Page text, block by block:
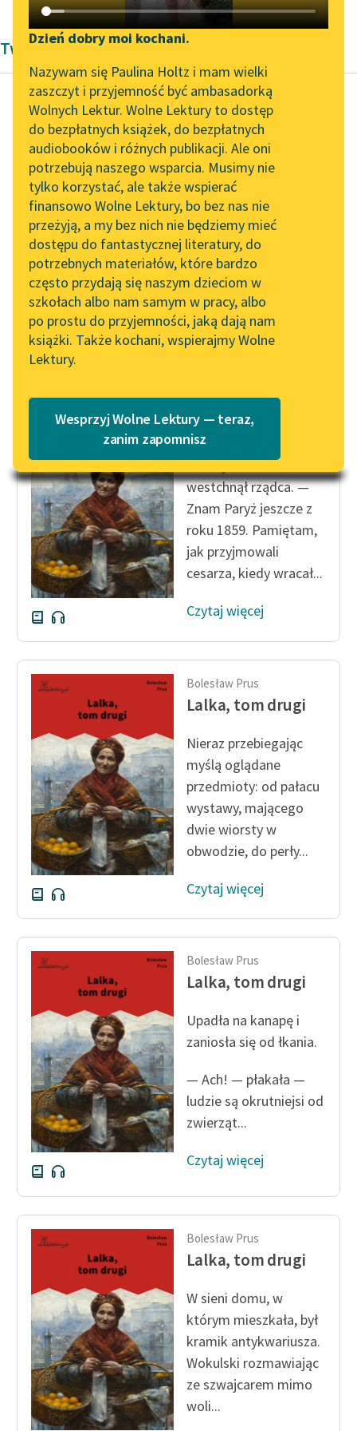
Katalog DAISY
Podkasty o książkach
Zgłoś brak utworu
Aktualności
Spotkanie z Katarzyną
Tunkiel w Oslo
Wolne Lektury na 32.
Pol’and’Rock Festivalu
„Kochanek Lady
Chatterley” do słuchania
na Wolnych Lekturach
Nowy audiobook –
„Marzenie o Oriencie”
Sophie Elkan
Kolekcja Nadwyraz.com x
Wolne Lektury – idealna na
Lektury szkolne i klasyka
literatury do słuchania dla
uczennic i uczniów z
niepełnosprawnościami
E-kolekcja lektur
szkolnych i literatury do
słuchania dla uczennic i
uczniów z
niepełnosprawnościami
Feministyczne inspiracje.
Popularyzacja
skandynawskiej literatury
feministycznej
Ręce pełne poezji
Kolekcje edukacyjne
twórców przechodzących
do domeny publicznej,
lektur szkolnych oraz
Starego Testamentu
Odkurzamy bohaterów
Szkoła Poezji Wolnych
Lektur
Narzędzia
Mapa Wolnych Lektur
Leśmianator
Przewodnik dla piszących i
czytających
API
OAI-PMH
Widget Wolnych Lektur
Przypisy
Katalog w formacie PDF
Kontakt
O projekcie
Zespół
Zasady wykorzystania
Wolnych Lektur
Logotypy
Materiały promocyjne
Polityka prywatności
Regulamin biblioteki
Dane fundacji i
sprawozdania finansowe
Regulamin darowizn
Informacja o treściach
wrażliwych
Dzień dobry moi kochani.
Nazywam się Paulina Holtz i mam wielki
zaszczyt i przyjemność być ambasadorką
Wolnych Lektur. Wolne Lektury to dostęp
do bezpłatnych książek, do bezpłatnych
audiobooków i różnych publikacji. Ale oni
potrzebują naszego wsparcia. Musimy nie
tylko korzystać, ale także wspierać
finansowo Wolne Lektury, bo bez nas nie
przeżyją, a my bez nich nie będziemy mieć
dostępu do fantastycznej literatury, do
potrzebnych materiałów, które bardzo
często przydają się naszym dzieciom w
szkołach albo nam samym w pracy, albo
po prostu do przyjemności, jaką dają nam
książki. Także kochani, wspierajmy Wolne
Lektury.
Wesprzyj Wolne Lektury — teraz,
zanim zapomnisz
Twórczość Bolesław Prus
Bolesław Prus
Grzechy
dzieciństwa
Czytaj więcej
Lalka, tom drugi
— Paryż!… —
westchnął rządca. —
Znam Paryż jeszcze z
roku 1859. Pamiętam,
jak przyjmowali
cesarza, kiedy wracał...
Czytaj więcej
Bolesław Prus
Lalka, tom drugi
Nieraz przebiegając
myślą oglądane
przedmioty: od pałacu
wystawy, mającego
dwie wiorsty w
obwodzie, do perły...
Czytaj więcej
Bolesław Prus
Lalka, tom drugi
Upadła na kanapę i
zaniosła się od łkania.
— Ach! — płakała —
ludzie są okrutniejsi od
zwierząt...
Czytaj więcej
Bolesław Prus
Lalka, tom drugi
W sieni domu, w
którym mieszkała, był
kramik antykwariusza.
Wokulski rozmawiając
ze szwajcarem mimo
woli...